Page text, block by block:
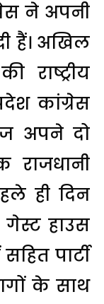
ने अपनी
हैं। अखिल
राष्ट्रीय
कांग्रेस
अपने दो
राजधानी
ही दिन
हाउस
पार्टी
के साथ